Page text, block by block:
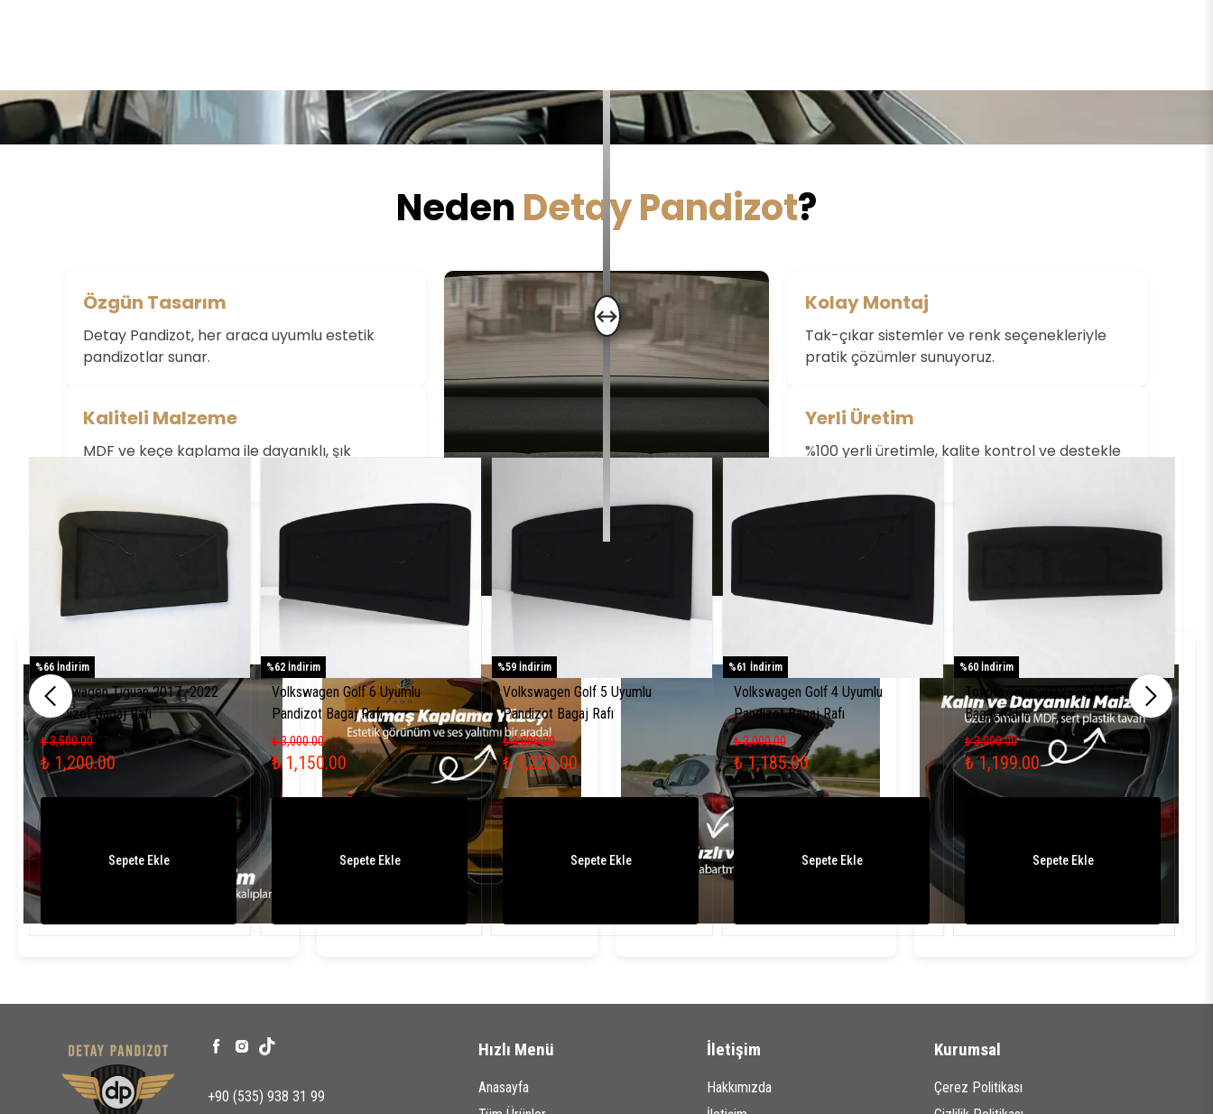
↔
Neden Detay Pandizot?
Özgün Tasarım
Detay Pandizot, her araca uyumlu estetik
pandizotlar sunar.
Kaliteli Malzeme
MDF ve keçe kaplama ile dayanıklı, şık
Kolay Montaj
Tak-çıkar sistemler ve renk seçenekleriyle
pratik çözümler sunuyoruz.
Yerli Üretim
%100 yerli üretimle, kalite kontrol ve destekle
Bu ürün için değerlendirme yok Değerlendirme Yazın
%66 İndirim
Volkswagen Tiguan 2017 -2022
Pandizot Bagaj Rafı
₺ 3,500.00
₺ 1,200.00
Sepete Ekle
%62 İndirim
Volkswagen Golf 6 Uyumlu
Pandizot Bagaj Rafı
₺ 3,000.00
₺ 1,150.00
Sepete Ekle
%59 İndirim
Volkswagen Golf 5 Uyumlu
Pandizot Bagaj Rafı
₺ 3,000.00
₺ 1,220.00
Sepete Ekle
%61 İndirim
Volkswagen Golf 4 Uyumlu
Pandizot Bagaj Rafı
₺ 3,000.00
₺ 1,185.00
Sepete Ekle
%60 İndirim
Toyota Yaris 2012–2017 Pandizot
Bagaj Rafı
₺ 3,000.00
₺ 1,199.00
Sepete Ekle
+90 (535) 938 31 99
Hızlı Menü
Anasayfa
İletişim
Hakkımızda
Kurumsal
Çerez Politikası